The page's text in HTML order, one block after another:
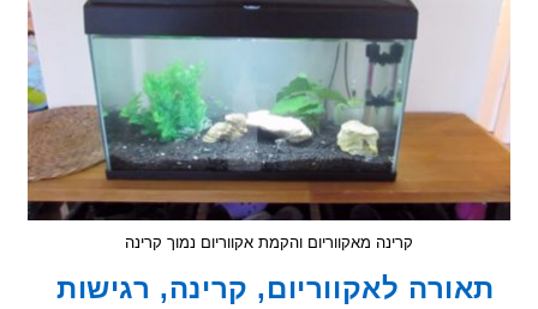
קרינה מאקווריום והקמת אקווריום נמוך קרינה
לאקווריום, קרינה, רגישות